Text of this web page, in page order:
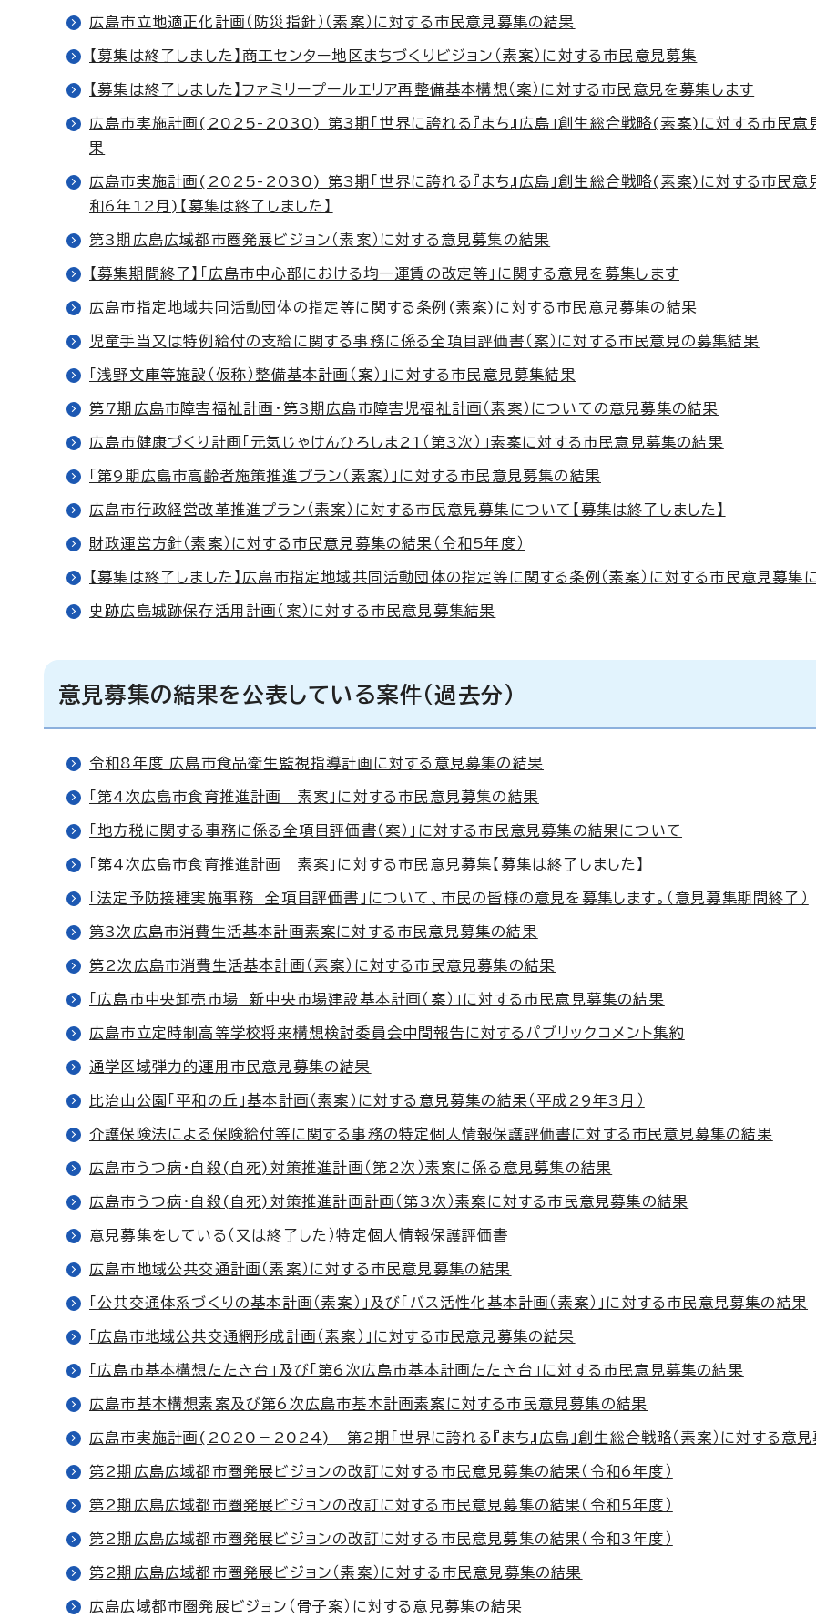
広島市立地適正化計画（防災指針）（素案）に対する市民意見募集の結果
【募集は終了しました】商工センター地区まちづくりビジョン（素案）に対する市民意見募集
【募集は終了しました】ファミリープールエリア再整備基本構想（案）に対する市民意見を募集します
広島市実施計画(2025-2030) 第3期「世界に誇れる『まち』広島」創生総合戦略(素案)に対する市民意
果
広島市実施計画(2025-2030) 第3期「世界に誇れる『まち』広島」創生総合戦略(素案)に対する市民意
和6年12月)【募集は終了しました】
第3期広島広域都市圏発展ビジョン（素案）に対する意見募集の結果
【募集期間終了】「広島市中心部における均一運賃の改定等」に関する意見を募集します
広島市指定地域共同活動団体の指定等に関する条例(素案)に対する市民意見募集の結果
児童手当又は特例給付の支給に関する事務に係る全項目評価書（案）に対する市民意見の募集結果
「浅野文庫等施設（仮称）整備基本計画（案）」に対する市民意見募集結果
第7期広島市障害福祉計画・第3期広島市障害児福祉計画（素案）についての意見募集の結果
広島市健康づくり計画「元気じゃけんひろしま21（第3次）」素案に対する市民意見募集の結果
「第9期広島市高齢者施策推進プラン（素案）」に対する市民意見募集の結果
広島市行政経営改革推進プラン（素案）に対する市民意見募集について【募集は終了しました】
財政運営方針（素案）に対する市民意見募集の結果（令和5年度）
【募集は終了しました】広島市指定地域共同活動団体の指定等に関する条例（素案）に対する市民意見募集
史跡広島城跡保存活用計画（案）に対する市民意見募集結果
意見募集の結果を公表している案件（過去分）
令和8年度 広島市食品衛生監視指導計画に対する意見募集の結果
「第4次広島市食育推進計画 素案」に対する市民意見募集の結果
「地方税に関する事務に係る全項目評価書（案）」に対する市民意見募集の結果について
「第4次広島市食育推進計画 素案」に対する市民意見募集【募集は終了しました】
「法定予防接種実施事務 全項目評価書」について、市民の皆様の意見を募集します。（意見募集期間終了）
第3次広島市消費生活基本計画素案に対する市民意見募集の結果
第2次広島市消費生活基本計画（素案）に対する市民意見募集の結果
「広島市中央卸売市場 新中央市場建設基本計画（案）」に対する市民意見募集の結果
広島市立定時制高等学校将来構想検討委員会中間報告に対するパブリックコメント集約
通学区域弾力的運用市民意見募集の結果
比治山公園「平和の丘」基本計画（素案）に対する意見募集の結果（平成29年3月）
介護保険法による保険給付等に関する事務の特定個人情報保護評価書に対する市民意見募集の結果
広島市うつ病・自殺(自死)対策推進計画（第2次）素案に係る意見募集の結果
広島市うつ病・自殺(自死)対策推進計画計画（第3次）素案に対する市民意見募集の結果
意見募集をしている（又は終了した）特定個人情報保護評価書
広島市地域公共交通計画（素案）に対する市民意見募集の結果
「公共交通体系づくりの基本計画（素案）」及び「バス活性化基本計画（素案）」に対する市民意見募集の結果
「広島市地域公共交通網形成計画（素案）」に対する市民意見募集の結果
「広島市基本構想たたき台」及び「第6次広島市基本計画たたき台」に対する市民意見募集の結果
広島市基本構想素案及び第6次広島市基本計画素案に対する市民意見募集の結果
広島市実施計画(2020－2024) 第2期「世界に誇れる『まち』広島」創生総合戦略（素案）に対する意
第2期広島広域都市圏発展ビジョンの改訂に対する市民意見募集の結果（令和6年度）
第2期広島広域都市圏発展ビジョンの改訂に対する市民意見募集の結果（令和5年度）
第2期広島広域都市圏発展ビジョンの改訂に対する市民意見募集の結果（令和3年度）
第2期広島広域都市圏発展ビジョン（素案）に対する市民意見募集の結果
広島広域都市圏発展ビジョン（骨子案）に対する意見募集の結果